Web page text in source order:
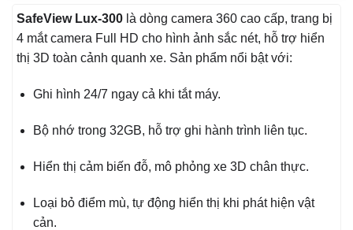
SafeView Lux-300 là dòng camera 360 cao cấp, trang bị
4 mắt camera Full HD cho hình ảnh sắc nét, hỗ trợ hiển
thị 3D toàn cảnh quanh xe. Sản phẩm nổi bật với:
Ghi hình 24/7 ngay cả khi tắt máy.
Bộ nhớ trong 32GB, hỗ trợ ghi hành trình liên tục.
Hiển thị cảm biến đỗ, mô phỏng xe 3D chân thực.
Loại bỏ điểm mù, tự động hiển thị khi phát hiện vật
cản.